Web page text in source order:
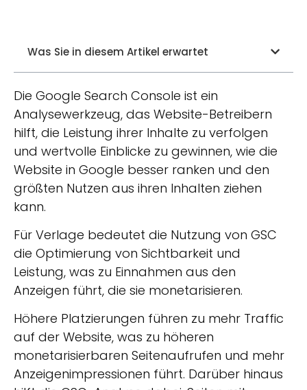
Was Sie in diesem Artikel erwartet
Die Google Search Console ist ein
Analysewerkzeug, das Website-Betreibern
hilft, die Leistung ihrer Inhalte zu verfolgen
und wertvolle Einblicke zu gewinnen, wie die
Website in Google besser ranken und den
größten Nutzen aus ihren Inhalten ziehen
kann.
Für Verlage bedeutet die Nutzung von GSC
die Optimierung von Sichtbarkeit und
Leistung, was zu Einnahmen aus den
Anzeigen führt, die sie monetarisieren.
Höhere Platzierungen führen zu mehr Traffic
auf der Website, was zu höheren
monetarisierbaren Seitenaufrufen und mehr
Anzeigenimpressionen führt. Darüber hinaus